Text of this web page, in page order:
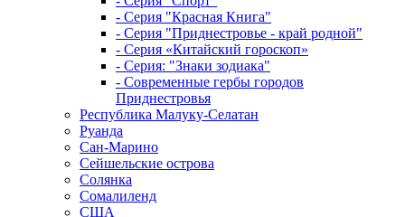
- Серия "Красная Книга"
- Серия "Приднестровье - край родной"
- Серия «Китайский гороскоп»
- Серия: "Знаки зодиака"
- Современные гербы городов
Приднестровья
Республика Малуку-Селатан
Руанда
Сан-Марино
Сейшельские острова
Солянка
Сомалиленд
США